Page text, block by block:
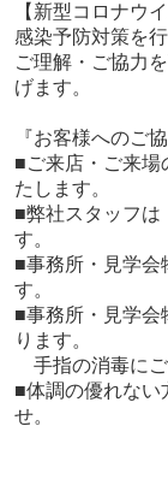
【新型コロナウ
感染予防対策を
ご理解・ご協力
げます。
『お客様へのご
■ご来店・ご来場
たします。
■弊社スタッフは
す。
■事務所・見学会
す。
■事務所・見学会
ります。
手指の消毒にご
■体調の優れない
せ。